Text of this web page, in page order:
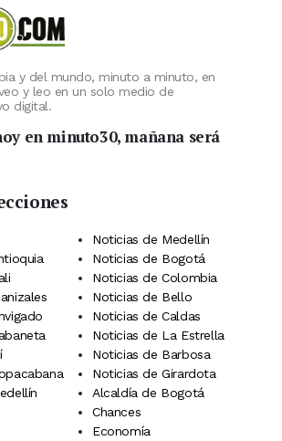
y del mundo, minuto a minuto, en
y leo en un solo medio de
digital.
en minuto30, mañana será
Noticias de Medellín
Noticias de Bogotá
Noticias de Colombia
Noticias de Bello
Noticias de Caldas
Noticias de La Estrella
Noticias de Barbosa
Noticias de Girardota
Alcaldía de Bogotá
Chances
Economía